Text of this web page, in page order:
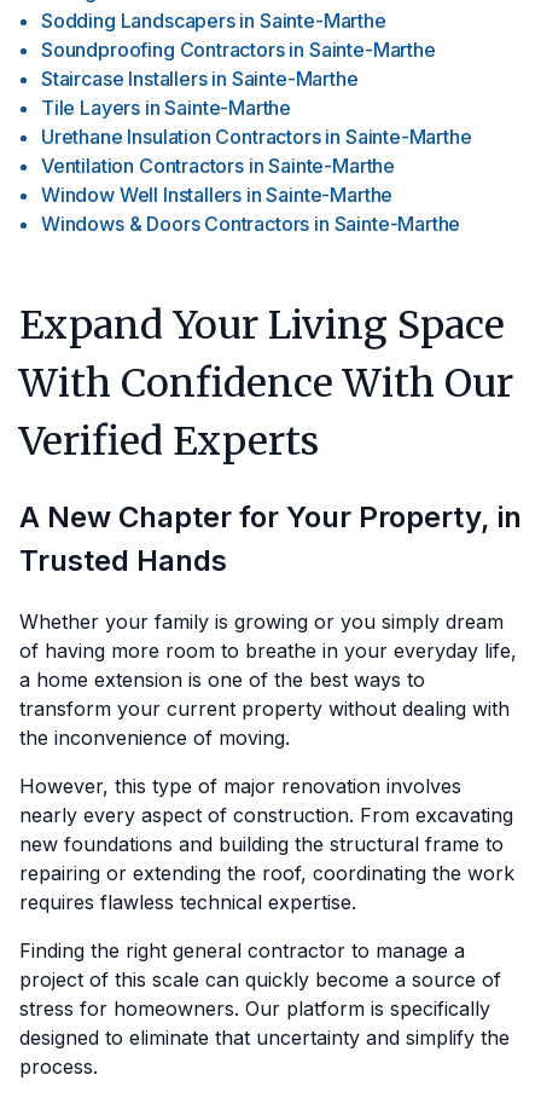
Sodding Landscapers in Sainte-Marthe
Soundproofing Contractors in Sainte-Marthe
Staircase Installers in Sainte-Marthe
Tile Layers in Sainte-Marthe
Urethane Insulation Contractors in Sainte-Marthe
Ventilation Contractors in Sainte-Marthe
Window Well Installers in Sainte-Marthe
Windows & Doors Contractors in Sainte-Marthe
Expand Your Living Space
With Confidence With Our
Verified Experts
A New Chapter for Your Property, in
Trusted Hands
Whether your family is growing or you simply dream
of having more room to breathe in your everyday life,
a home extension is one of the best ways to
transform your current property without dealing with
the inconvenience of moving.
However, this type of major renovation involves
nearly every aspect of construction. From excavating
new foundations and building the structural frame to
repairing or extending the roof, coordinating the work
requires flawless technical expertise.
Finding the right general contractor to manage a
project of this scale can quickly become a source of
stress for homeowners. Our platform is specifically
designed to eliminate that uncertainty and simplify the
process.